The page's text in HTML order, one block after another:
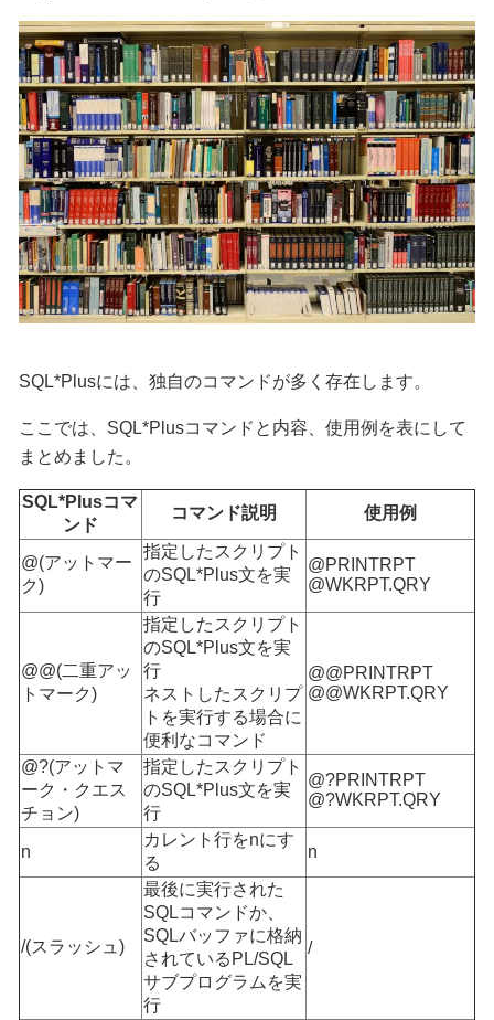
SQL*Plusには、独自のコマンドが多く存在します。
ここでは、SQL*Plusコマンドと内容、使用例を表にして
まとめました。
SQL*Plusコマ
ンド
コマンド説明 使用例
@(アットマー
ク)
指定したスクリプト
のSQL*Plus文を実
行
@PRINTRPT
@WKRPT.QRY
@@(二重アッ
トマーク)
指定したスクリプト
のSQL*Plus文を実
行
ネストしたスクリプ
トを実行する場合に
便利なコマンド
@@PRINTRPT
@@WKRPT.QRY
@?(アットマ
ーク・クエス
チョン)
指定したスクリプト
のSQL*Plus文を実
行
@?PRINTRPT
@?WKRPT.QRY
n
カレント行をnにす
る
n
/(スラッシュ)
最後に実行された
SQLコマンドか、
SQLバッファに格納
されているPL/SQL
サブプログラムを実
行
/